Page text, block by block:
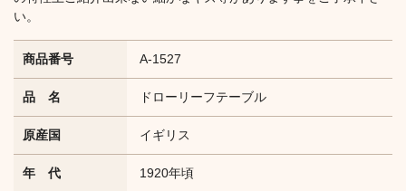
い。
商品番号 A-1527
品 名 ドローリーフテーブル
原産国 イギリス
年 代 1920年頃